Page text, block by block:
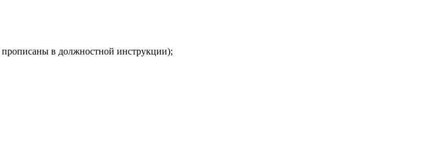
прописаны в должностной инструкции);